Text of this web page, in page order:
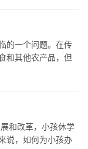
的一个问题。在传
和其他农产品，但
和改革，小孩休学
说，如何为小孩办